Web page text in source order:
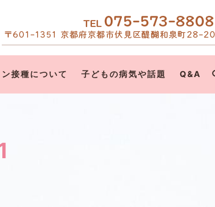
接種について 子どもの病気や話題 Q&A